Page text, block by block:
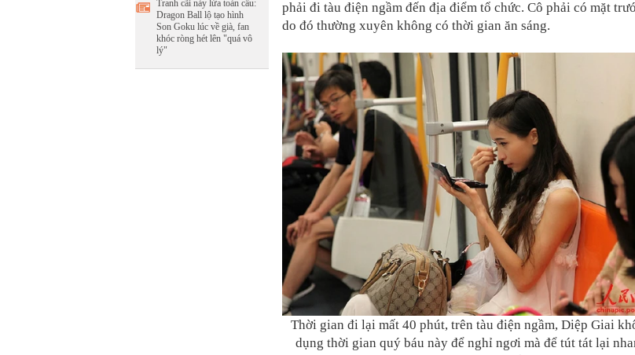
Tranh cãi nảy lửa toàn cầu:
Dragon Ball lộ tạo hình
Son Goku lúc về già, fan
khóc ròng hét lên "quá vô
lý"
phải đi tàu điện ngầm đến địa điểm tổ chức. Cô phải có mặt
do đó thường xuyên không có thời gian ăn sáng.
Thời gian đi lại mất 40 phút, trên tàu điện ngầm, Diệp Giai
dụng thời gian quý báu này để nghỉ ngơi mà để tút tát lại